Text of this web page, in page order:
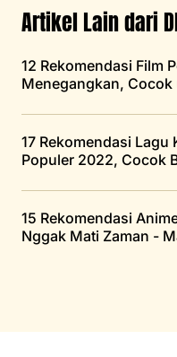
Artikel Lain dari
12 Rekomendasi Film
Menegangkan,
17 Rekomendasi Lagu
Populer 2022, Cocok
15 Rekomendasi
Nggak Mati Zaman -